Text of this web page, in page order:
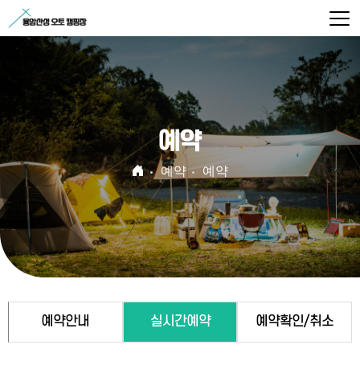
예약
예약 예약
예약안내 실시간예약 예약확인/취소